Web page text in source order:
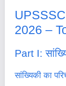
2026 –
Part I:
सांख्यिकी का